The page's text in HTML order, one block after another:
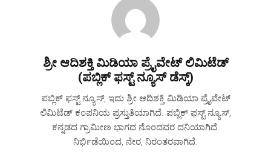
ಶ್ರೀ ಆದಿಶಕ್ತಿ ಮಿಡಿಯಾ ಪ್ರೈವೇಟ್ ಲಿಮಿಟೆಡ್
(ಪಬ್ಲಿಕ್ ಫಸ್ಟ್ ನ್ಯೂಸ್ ಡೆಸ್ಕ್)
ಪಬ್ಲಿಕ್ ಫಸ್ಟ್ ನ್ಯೂಸ್, ಇದು ಶ್ರೀ ಆದಿಶಕ್ತಿ ಮಿಡಿಯಾ ಪ್ರೈವೇಟ್
ಲಿಮಿಟೆಡ್ ಕಂಪನಿಯ ಪ್ರಸ್ತುತಿಯಾಗಿದೆ. ಪಬ್ಲಿಕ್ ಫಸ್ಟ್ ನ್ಯೂಸ್,
ಕನ್ನಡದ ಗ್ರಾಮೀಣ ಭಾಗದ ನೊಂದವರ ದನಿಯಾಗಿದೆ‌.
ನಿರ್ಭಿಡೆಯಿಂದ, ನೇರ, ನಿರಂತರವಾಗಿದೆ.